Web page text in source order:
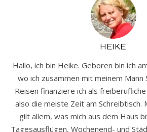
HEIKE
Hallo, ich bin Heike. Geboren bin ich
wo ich zusammen mit meinem Mann
Reisen finanziere ich als
also die meiste Zeit am Schreibtisch.
gilt allem, was mich aus dem Haus
Tagesausflügen, Wochenend- und